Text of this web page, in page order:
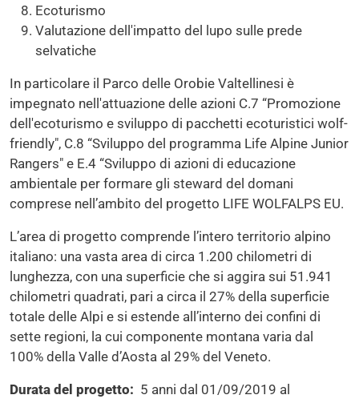
Ecoturismo
Valutazione dell'impatto del lupo sulle prede
selvatiche
In particolare il Parco delle Orobie Valtellinesi è
impegnato nell'attuazione delle azioni C.7 “Promozione
dell'ecoturismo e sviluppo di pacchetti ecoturistici wolf-
friendly", C.8 “Sviluppo del programma Life Alpine Junior
Rangers" e E.4 “Sviluppo di azioni di educazione
ambientale per formare gli steward del domani
comprese nell’ambito del progetto LIFE WOLFALPS EU.
L’area di progetto comprende l’intero territorio alpino
italiano: una vasta area di circa 1.200 chilometri di
lunghezza, con una superficie che si aggira sui 51.941
chilometri quadrati, pari a circa il 27% della superficie
totale delle Alpi e si estende all’interno dei confini di
sette regioni, la cui componente montana varia dal
100% della Valle d’Aosta al 29% del Veneto.
Durata del progetto: 5 anni dal 01/09/2019 al